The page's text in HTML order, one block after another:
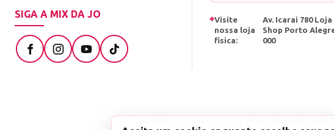
SIGA A MIX DA JO ⌖Visite
nossa loja
fisica:
Av. Icarai 780
Shop Porto Alegre
000